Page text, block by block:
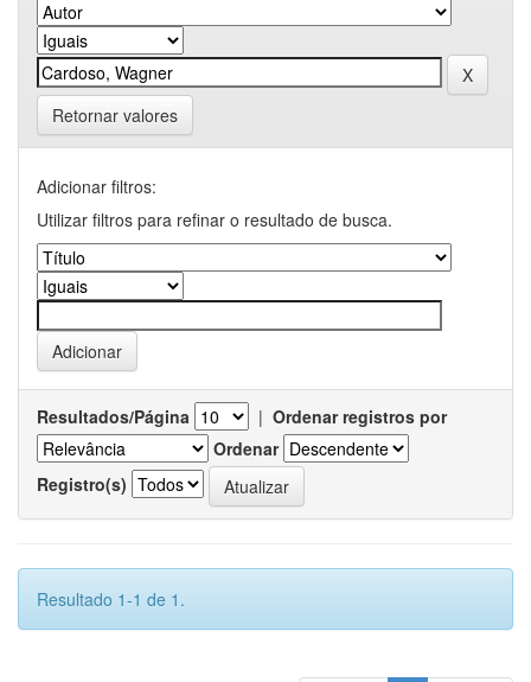
Retornar valores
Adicionar filtros:
Utilizar filtros para refinar o resultado de busca.
Resultados/Página | Ordenar registros por
Ordenar
Registro(s)
Resultado 1-1 de 1.